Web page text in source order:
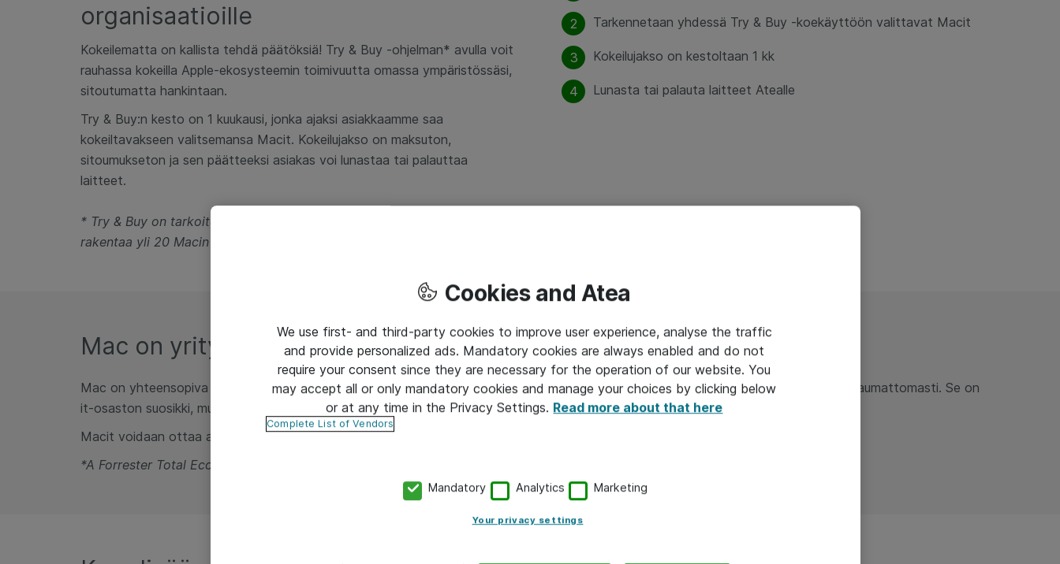
organisaatioille
Kokeilematta on kallista tehdä päätöksiä! Try & Buy -ohjelman* avulla voit
rauhassa kokeilla Apple-ekosysteemin toimivuutta omassa ympäristössäsi,
sitoutumatta hankintaan.
Try & Buy:n kesto on 1 kuukausi, jonka ajaksi asiakkaamme saa
kokeiltavakseen valitsemansa Macit. Kokeilujakso on maksuton,
sitoumukseton ja sen päätteeksi asiakas voi lunastaa tai palauttaa
laitteet.
* Try & Buy on tarkoitettu yrityksille/organisaatioille, jotka aikovat
rakentaa yli 20 Macin ympäristön.
Tarkennetaan yhdessä Try & Buy -koekäyttöön valittavat Macit
Kokeilujakso on kestoltaan 1 kk
Lunasta tai palauta laitteet Atealle
Mac on yritysten suosikki
Mac on yhteensopiva nykypäivän modernien ympäristöjen kanssa ja työn tekeminen esimerkiksi Microsoft 365 -työkaluilla onnistuu saumattomasti. Se on
it-osaston suosikki, mutta toimii myös tarvittaessa ilman sitä.
Macit voidaan ottaa automaattisesti käyttöön ja niitä on helppo hallita. Pidemmän päälle Mac on tutkitusti yrityksille edullisin*.
*A Forrester Total Economic Impact™ Of Apple Mac In Enterprise: M1 Update, July 2021
Cookies and Atea
We use first- and third-party cookies to improve user experience, analyse the traffic
and provide personalized ads. Mandatory cookies are always enabled and do not
require your consent since they are necessary for the operation of our website. You
may accept all or only mandatory cookies and manage your choices by clicking below
or at any time in the Privacy Settings. Read more about that here
Complete List of Vendors
Mandatory Analytics Marketing
Your privacy settings